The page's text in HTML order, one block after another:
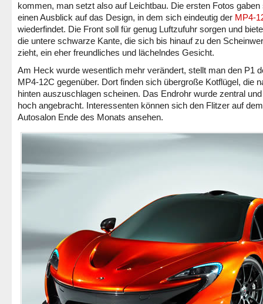
kommen, man setzt also auf Leichtbau. Die ersten Fotos gaben
einen Ausblick auf das Design, in dem sich eindeutig der MP4-
wiederfindet. Die Front soll für genug Luftzufuhr sorgen und
die untere schwarze Kante, die sich bis hinauf zu den
zieht, ein eher freundliches und lächelndes Gesicht.
Am Heck wurde wesentlich mehr verändert, stellt man den P1
MP4-12C gegenüber. Dort finden sich übergroße Kotflügel, die
hinten auszuschlagen scheinen. Das Endrohr wurde zentral
hoch angebracht. Interessenten können sich den Flitzer auf
Autosalon Ende des Monats ansehen.